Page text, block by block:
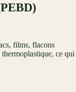
films, flacons
ce qui